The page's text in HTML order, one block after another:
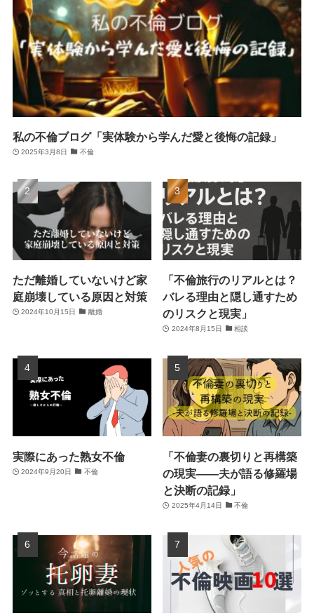
私の不倫ブログ「実体験から学んだ愛と後悔の記録」
2025年3月8日 不倫
ただ離婚していないけど家
庭崩壊している原因と対策
2024年10月15日 離婚
「不倫旅行のリアルとは？
バレる理由と隠し通すため
のリスクと現実」
2024年8月15日 相談
実際にあった熟女不倫
2024年9月20日 不倫
「不倫妻の裏切りと再構築
の現実――夫が語る修羅場
と決断の記録」
2025年4月14日 不倫